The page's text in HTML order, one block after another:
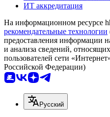
ИТ аккредитация
На информационном ресурсе
рекомендательные технологии
предоставления информации
и анализа сведений,
пользователей сети
Российской Федерации)
Русский